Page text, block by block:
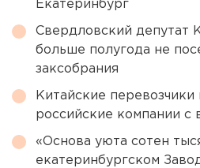
Екатеринбург
Свердловский депутат
больше полугода не
заксобрания
Китайские перевозчики
российские компании с
«Основа уюта сотен
екатеринбургском